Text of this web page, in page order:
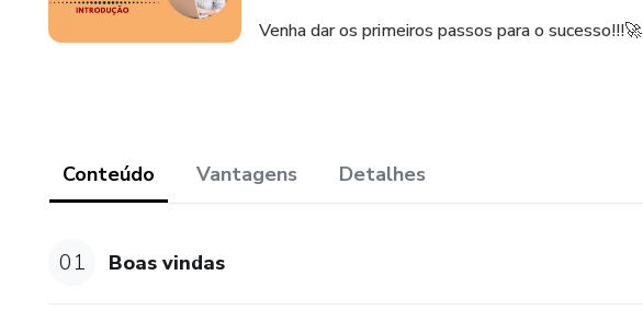
Venha dar os primeiros passos para o sucesso!!!🚀
Conteúdo Vantagens Detalhes
01 Boas vindas